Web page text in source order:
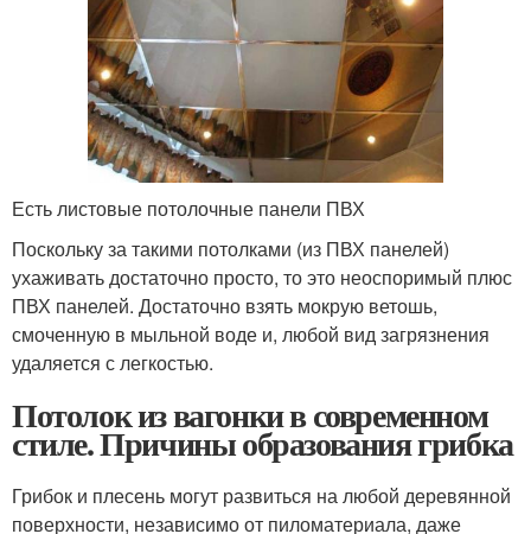
Есть листовые потолочные панели ПВХ
Поскольку за такими потолками (из ПВХ панелей)
ухаживать достаточно просто, то это неоспоримый плюс
ПВХ панелей. Достаточно взять мокрую ветошь,
смоченную в мыльной воде и, любой вид загрязнения
удаляется с легкостью.
Потолок из вагонки в современном
стиле. Причины образования грибка
Грибок и плесень могут развиться на любой деревянной
поверхности, независимо от пиломатериала, даже